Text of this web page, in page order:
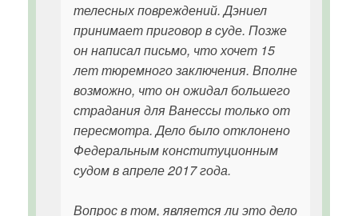
телесных повреждений. Дэниел
принимает приговор в суде. Позже
он написал письмо, что хочет 15
лет тюремного заключения. Вполне
возможно, что он ожидал большего
страдания для Ванессы только от
пересмотра. Дело было отклонено
Федеральным конституционным
судом в апреле 2017 года.
Вопрос в том, является ли это дело